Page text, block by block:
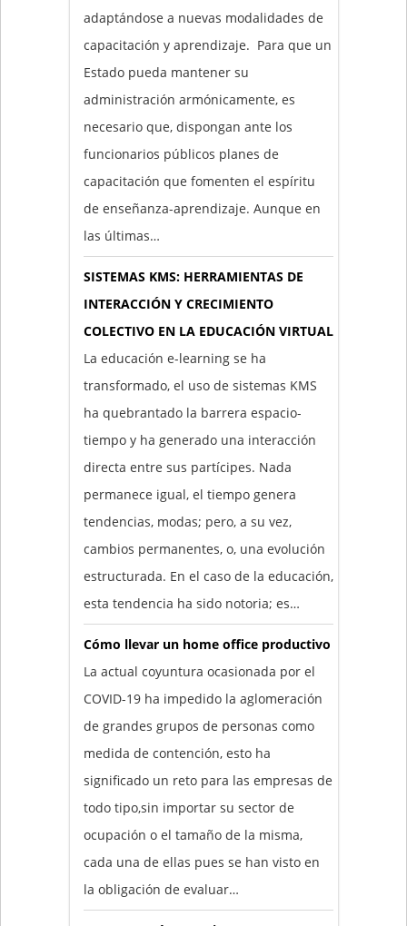
adaptándose a nuevas modalidades de
capacitación y aprendizaje. Para que un
Estado pueda mantener su
administración armónicamente, es
necesario que, dispongan ante los
funcionarios públicos planes de
capacitación que fomenten el espíritu
de enseñanza-aprendizaje. Aunque en
las últimas…
SISTEMAS KMS: HERRAMIENTAS DE
INTERACCIÓN Y CRECIMIENTO
COLECTIVO EN LA EDUCACIÓN VIRTUAL
La educación e-learning se ha
transformado, el uso de sistemas KMS
ha quebrantado la barrera espacio-
tiempo y ha generado una interacción
directa entre sus partícipes. Nada
permanece igual, el tiempo genera
tendencias, modas; pero, a su vez,
cambios permanentes, o, una evolución
estructurada. En el caso de la educación,
esta tendencia ha sido notoria; es…
Cómo llevar un home office productivo
La actual coyuntura ocasionada por el
COVID-19 ha impedido la aglomeración
de grandes grupos de personas como
medida de contención, esto ha
significado un reto para las empresas de
todo tipo,sin importar su sector de
ocupación o el tamaño de la misma,
cada una de ellas pues se han visto en
la obligación de evaluar…